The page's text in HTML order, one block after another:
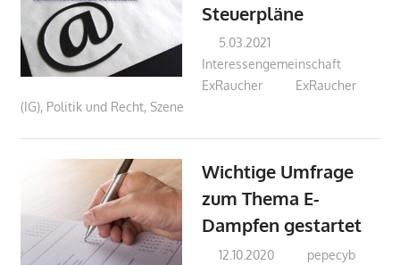
Steuerpläne
5.03.2021
Interessengemeinschaft
ExRaucher
ExRaucher
(IG), Politik und Recht, Szene
Wichtige Umfrage
zum Thema E-
Dampfen gestartet
12.10.2020
pepecyb